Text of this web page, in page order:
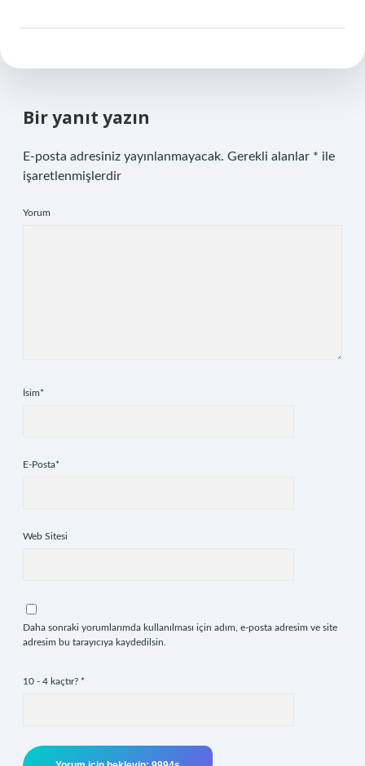
Bir yanıt yazın
E-posta adresiniz yayınlanmayacak. Gerekli alanlar * ile
işaretlenmişlerdir
Yorum
İsim*
E-Posta*
Web Sitesi
Daha sonraki yorumlarımda kullanılması için adım, e-posta adresim ve site
adresim bu tarayıcıya kaydedilsin.
10 - 4 kaçtır? *